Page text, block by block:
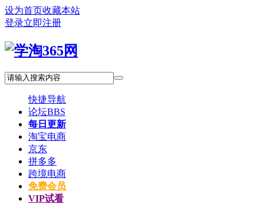
设为首页收藏本站
登录立即注册
快捷导航
论坛BBS
每日更新
淘宝电商
京东
拼多多
跨境电商
免费会员
VIP试看